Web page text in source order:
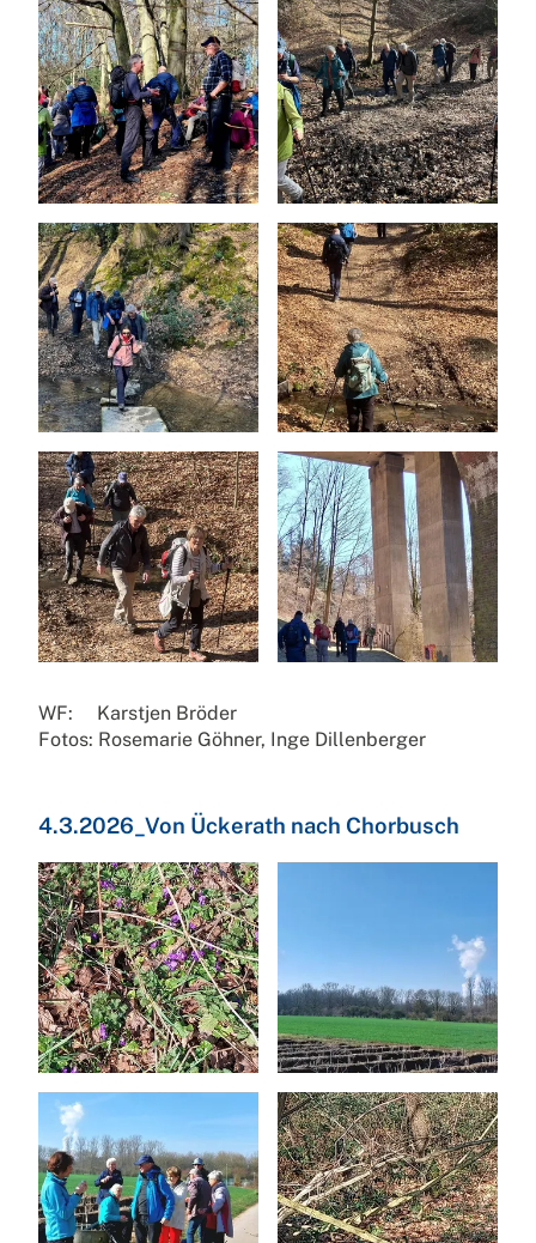
WF: Karstjen Bröder
Fotos: Rosemarie Göhner, Inge Dillenberger
4.3.2026_Von Ückerath nach Chorbusch